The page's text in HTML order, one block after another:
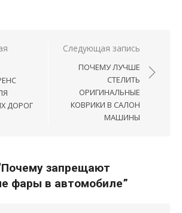
по записям
ДОРОГ
Следующая запись
ПОЧЕМУ ЛУЧШЕ
СТЕЛИТЬ
ОРИГИНАЛЬНЫЕ
КОВРИКИ В САЛОН
МАШИНЫ
запрещают
фары в автомобиле”